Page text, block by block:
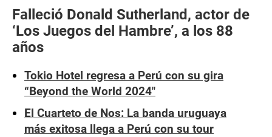
Falleció Donald Sutherland, actor de
‘Los Juegos del Hambre’, a los 88
años
Tokio Hotel regresa a Perú con su gira
“Beyond the World 2024″
El Cuarteto de Nos: La banda uruguaya
más exitosa llega a Perú con su tour